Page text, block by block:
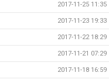
2017-11-25 11:35
2017-11-23 19:33
2017-11-22 18:29
2017-11-21 07:29
2017-11-18 16:59